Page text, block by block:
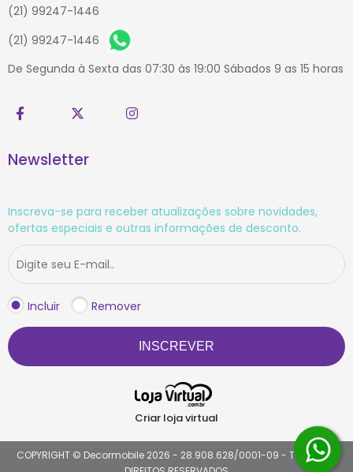
(21) 99247-1446
(21) 99247-1446
De Segunda à Sexta das 07:30 às 19:00 Sábados 9 as 15 horas
Newsletter
Inscreva-se para receber atualizações sobre novidades,
ofertas especiais e outras informações de desconto.
Incluir Remover
INSCREVER
Criar loja virtual
COPYRIGHT © Decormobile 2026 - 28.908.628/0001-09 - TODOS OS